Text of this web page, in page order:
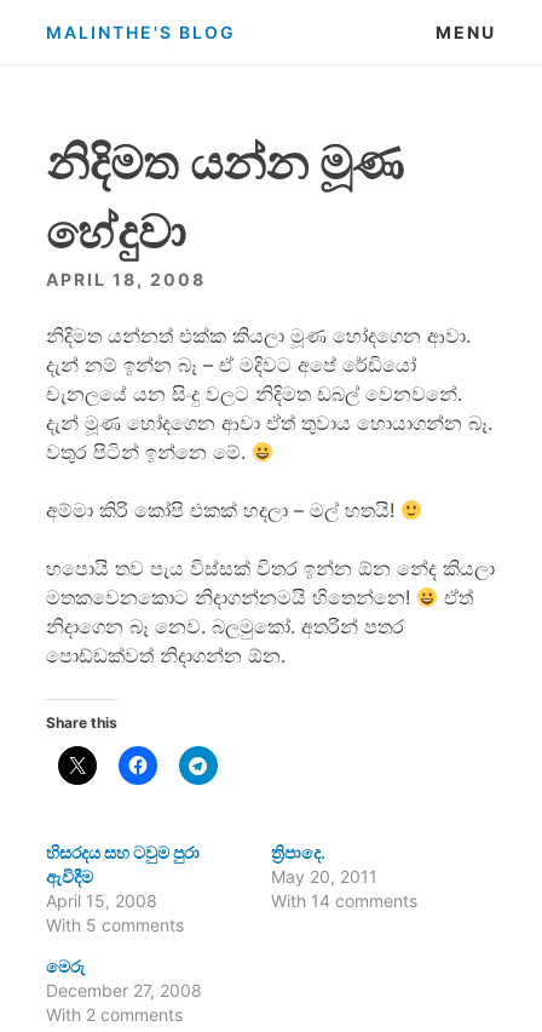
MALINTHE'S BLOG MENU
නිදිමත යන්න මූණ
හේදුවා
APRIL 18, 2008
නිදිමත යන්නත් එක්ක කියලා මූණ හෝදගෙන ආවා.
දැන් නම් ඉන්න බෑ – ඒ මදිවට ‍අපේ රේඩියෝ
චැනලයේ යන සිංදු වලට නිදිමත ඩබල් වෙනවනේ.
දැන් මූණ හෝදගෙන ආවා ඒත් තුවාය හොයාගන්න බෑ.
වතුර පිටින් ඉන්නෙ මේ.
අම්මා කිරි කෝපි එකක් හදලා – මල් හතයි!
හපොයි තව පැය විස්සක් විතර ඉන්න ඕන නේද කියලා
මතකවෙනකොට නිදාගන්නමයි හිතෙන්නෙ!
ඒත්
නිදාගෙන බෑ නෙව. බලමුකෝ. අතරින් පතර
පොඩ්ඩක්වත් නිදාගන්න ඕන.
Share this
හිසරදය සහ ටවුම පුරා
ඇවිදීම
April 15, 2008
With 5 comments
ත්‍රිපාදෙ.
May 20, 2011
With 14 comments
මෙරු
December 27, 2008
With 2 comments